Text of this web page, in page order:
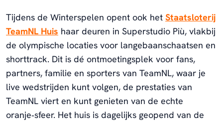
Tijdens de Winterspelen opent ook het Staatsloterij
TeamNL Huis haar deuren in Superstudio Più, vlakbij
de olympische locaties voor langebaanschaatsen en
shorttrack. Dit is dé ontmoetingsplek voor fans,
partners, familie en sporters van TeamNL, waar je
live wedstrijden kunt volgen, de prestaties van
TeamNL viert en kunt genieten van de echte
oranje‑sfeer. Het huis is dagelijks geopend van de